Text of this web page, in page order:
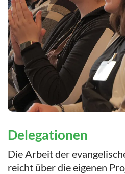
Delegationen
Die Arbeit der
reicht über die eigenen